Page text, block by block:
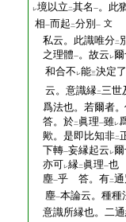
レ境以立 二其名 一。此
相一而起 二分別 一 文
私云。此識唯分二
之理體一。故云 レ
和合不 レ能三決定了
云。意識縁二三世
爲法也。若爾者
答。於二 眞理一雖レ
歟。是即比知非二
下轉一妄縁起云 レ
亦可レ縁二 眞理一也
塵一乎 答。有二
塵一本論云。種種
意識所縁也。二